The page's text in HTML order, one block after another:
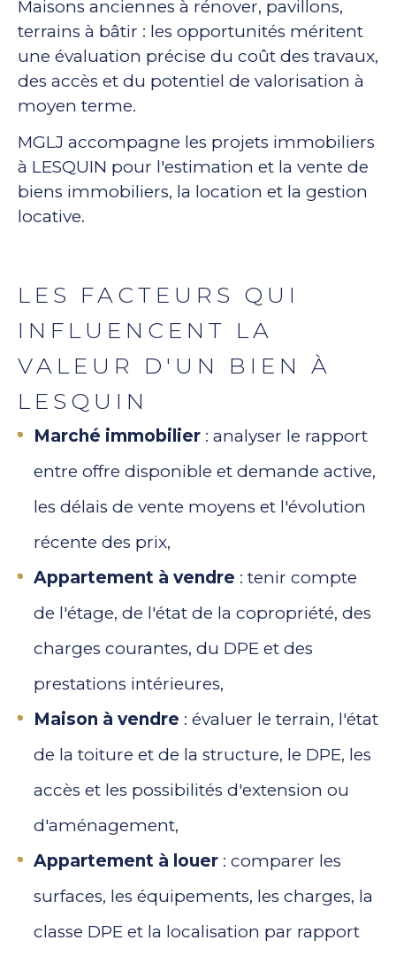
Maisons anciennes à rénover, pavillons,
terrains à bâtir : les opportunités méritent
une évaluation précise du coût des travaux,
des accès et du potentiel de valorisation à
moyen terme.
MGLJ accompagne les projets immobiliers
à LESQUIN pour l'estimation et la vente de
biens immobiliers, la location et la gestion
locative.
LES FACTEURS QUI
INFLUENCENT LA
VALEUR D'UN BIEN À
LESQUIN
Marché immobilier : analyser le rapport
entre offre disponible et demande active,
les délais de vente moyens et l'évolution
récente des prix,
Appartement à vendre : tenir compte
de l'étage, de l'état de la copropriété, des
charges courantes, du DPE et des
prestations intérieures,
Maison à vendre : évaluer le terrain, l'état
de la toiture et de la structure, le DPE, les
accès et les possibilités d'extension ou
d'aménagement,
Appartement à louer : comparer les
surfaces, les équipements, les charges, la
classe DPE et la localisation par rapport